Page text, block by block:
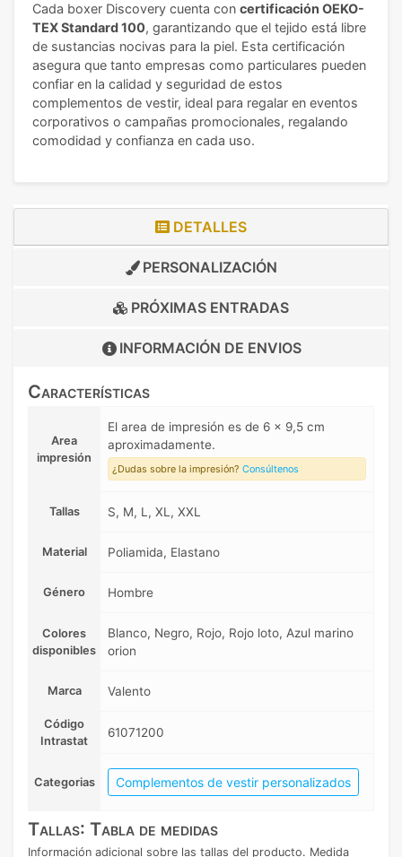
Cada boxer Discovery cuenta con certificación OEKO-
TEX Standard 100, garantizando que el tejido está libre
de sustancias nocivas para la piel. Esta certificación
asegura que tanto empresas como particulares pueden
confiar en la calidad y seguridad de estos
complementos de vestir, ideal para regalar en eventos
corporativos o campañas promocionales, regalando
comodidad y confianza en cada uso.
DETALLES
PERSONALIZACIÓN
PRÓXIMAS ENTRADAS
INFORMACIÓN DE ENVIOS
Características
Area
impresión
El area de impresión es de 6 x 9,5 cm
aproximadamente.
¿Dudas sobre la impresión? Consúltenos
Tallas S, M, L, XL, XXL
Material Poliamida, Elastano
Género Hombre
Colores
disponibles
Blanco, Negro, Rojo, Rojo loto, Azul marino
orion
Marca Valento
Código
Intrastat
61071200
Categorias Complementos de vestir personalizados
Tallas: Tabla de medidas
Información adicional sobre las tallas del producto. Medida